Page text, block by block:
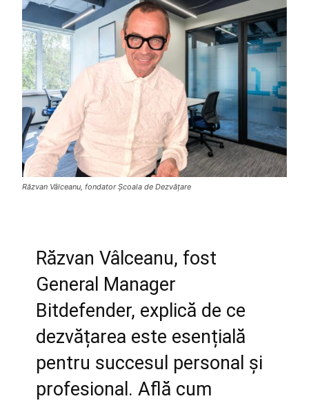
Răzvan Vâlceanu, fondator Școala de Dezvățare
Răzvan Vâlceanu, fost
General Manager
Bitdefender, explică de ce
dezvățarea este esențială
pentru succesul personal și
profesional. Află cum